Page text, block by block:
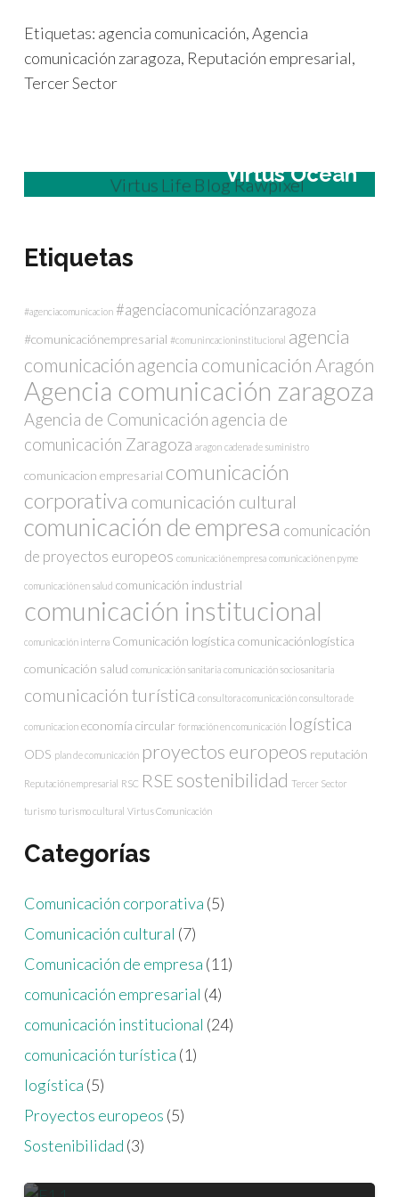
Etiquetas: agencia comunicación,Agencia
comunicación zaragoza, Reputación empresarial,
Tercer Sector
Virtus Ocean
Etiquetas
#agenciacomunicacion #agenciacomunicaciónzaragoza
#comunicaciónempresarial #comunincacioninstitucional agencia
comunicaciónagencia comunicación Aragón
Agencia comunicación zaragoza
Agencia de Comunicación agencia de
comunicación Zaragoza aragon cadena de suministro
comunicacion empresarial comunicación
corporativa comunicación cultural
comunicación de empresa comunicación
de proyectos europeos comunicación empresa comunicación en pyme
comunicación en salud comunicación industrial
comunicación institucional
comunicación interna Comunicación logística comunicaciónlogística
comunicación salud comunicación sanitaria comunicación sociosanitaria
comunicación turística consultora comunicación consultora de
comunicacion economía circular formación en comunicación logística
ODS plan de comunicación proyectos europeos reputación
Reputación empresarial RSC RSE sostenibilidad Tercer Sector
turismo turismo cultural Virtus Comunicación
Categorías
Comunicación corporativa (5)
Comunicación cultural (7)
Comunicación de empresa (11)
comunicación empresarial (4)
comunicación institucional (24)
comunicación turística (1)
logística (5)
Proyectos europeos (5)
Sostenibilidad (3)
LOGÍSTICA
Zaragoza hace historia en la
logística de emergencias con el
PROYECTOS EUROPEOS
COMUNICACIÓN INSTITUCIONAL
Aragón EDIH renueva su